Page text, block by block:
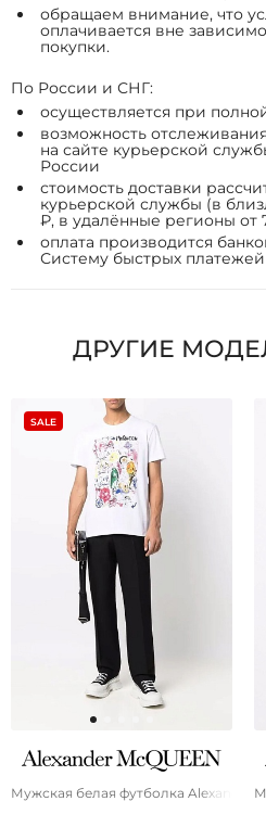
обращаем внимание, что
оплачивается вне
покупки.
По России и СНГ:
осуществляется при
возможность
на сайте курьерской
России
стоимость доставки
курьерской службы (в
₽, в удалённые регионы от
оплата производится
Систему быстрых платежей
ДРУГИЕ
SALE
Мужская белая футболка Alexander